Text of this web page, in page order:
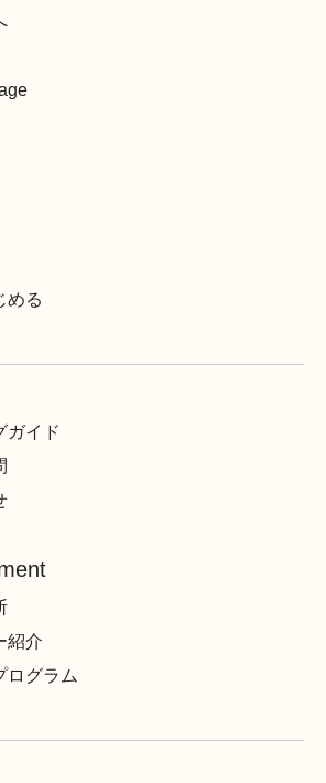
める
ガイド
紹介
ログラム